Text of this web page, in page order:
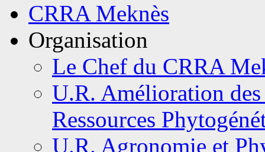
CRRA Meknès
Organisation
Le Chef du CRRA
U.R. Amélioration
Ressources
U.R. Agronomie et